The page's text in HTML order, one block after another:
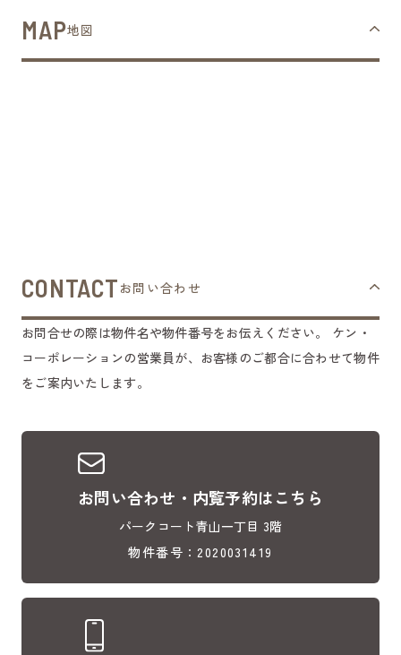
MAP地図
CONTACT お問い合わせ
お問合せの際は物件名や物件番号をお伝えください。
ケン・
コーポレーションの営業員が、お客様のご都合に合わせて物件
をご案内いたします。
お問い合わせ・内覧予約はこちら
パークコート青山一丁目 3階
物件番号：2020031419